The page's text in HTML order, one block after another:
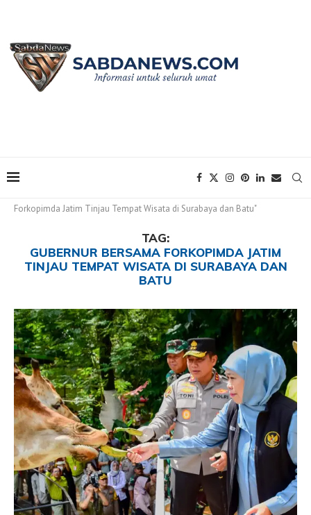
Forkopimda Jatim Tinjau Tempat Wisata di Surabaya dan Batu"
TAG:
GUBERNUR BERSAMA FORKOPIMDA JATIM
TINJAU TEMPAT WISATA DI SURABAYA DAN
BATU